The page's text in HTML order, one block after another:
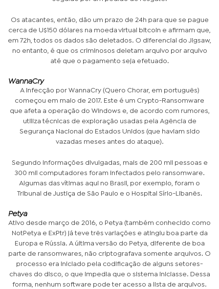
Os atacantes, então, dão um prazo de 24h para que se pague
cerca de U$150 dólares na moeda virtual
bitcoin e afirmam que,
em 72h, todos os dados são deletados. O diferencial do Jigsaw,
no entanto, é que os criminosos deletam arquivo por arquivo
até que o pagamento seja efetuado.
WannaCry
A infecção por WannaCry (Quero Chorar, em português)
começou em maio de 2017. Este é um Crypto-Ransomware
que afeta a operação do Windows e, de acordo com rumores,
utiliza técnicas de exploração usadas pela Agência de
Segurança Nacional do Estados Unidos (que haviam sido
vazadas meses antes do ataque).
Segundo informações divulgadas, mais de 200 mil pessoas e
300 mil computadores foram infectados pelo ransomware.
Algumas das vítimas aqui no Brasil, por exemplo, foram o
Tribunal de Justiça de São Paulo e o Hospital Sírio-Libanês.
Petya
Ativo desde março de 2016, o Petya (também conhecido como
NotPetya e ExPtr) já teve três variações e atingiu boa parte da
Europa e Rússia. A última versão do Petya, diferente de boa
parte de ransomwares, não criptografava somente arquivos. O
processo era iniciado pela codificação de alguns setores-
chaves do disco, o que impedia que o sistema iniciasse. Dessa
forma, nenhum software pode ter acesso a lista de arquivos.